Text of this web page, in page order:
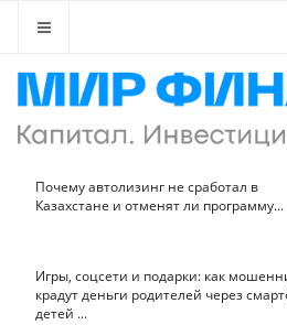
Почему автолизинг не сработал в
Казахстане и отменят ли программу...
Игры, соцсети и подарки: как
крадут деньги родителей через
детей ...